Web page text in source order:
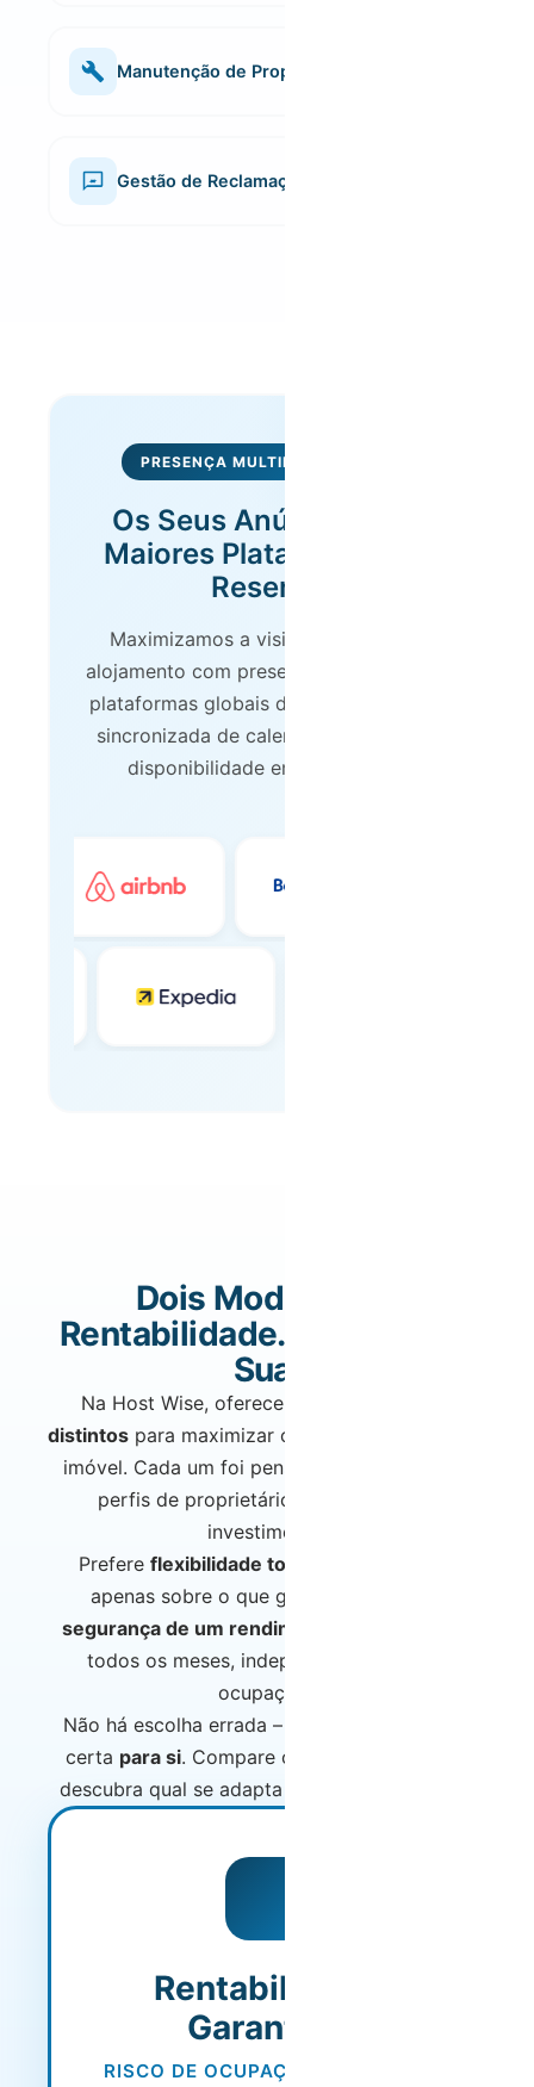
mantendo elevados padrões de higiene e
apresentação.
Manutenção de Propriedades
estado do imóvel a longo prazo.
Gestão de Reclamações e Avaliações
PRESENÇA MULTIPLATAFORMA
Os Seus Anúncios nas
Maiores Plataformas de
Reserva
Maximizamos a visibilidade do seu
alojamento com presença nas principais
plataformas globais de reserva. Gestão
sincronizada de calendários, preços e
disponibilidade em tempo real.
Dois Modelos de
Rentabilidade. A Escolha é
Sua.
Na Host Wise, oferecemos
distintos para maximizar os rendimentos do seu
imóvel. Cada um foi pensado para diferentes
perfis de proprietários e objetivos de
investimento.
Prefere flexibilidade total
apenas sobre o que gera? Ou prefere a
segurança de um rendimento fixo garantido
todos os meses, independentemente da
ocupação?
Não há escolha errada – há apenas a escolha
certa para si. Compare os modelos abaixo e
descubra qual se adapta melhor ao seu perfil.
Rentabilidade
Garantida
RISCO DE OCUPAÇÃO ASSUMIDO